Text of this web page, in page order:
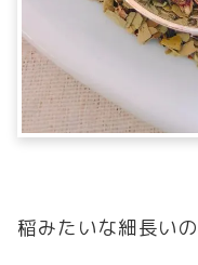
稲みたいな細長い